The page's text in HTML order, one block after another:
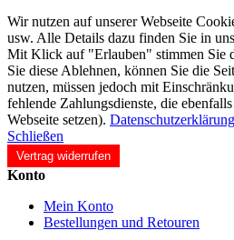
Wir nutzen auf unserer Webseite
usw. Alle Details dazu finden Sie in
Mit Klick auf "Erlauben" stimmen Sie
Sie diese Ablehnen, können Sie die
nutzen, müssen jedoch mit
fehlende Zahlungsdienste, die
Webseite setzen). Datenschutzerklärung
Schließen
Vertrag widerrufen
Konto
Mein Konto
Bestellungen und Retouren